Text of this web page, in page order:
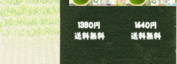
1380円
送料無料
1640円
送料無料